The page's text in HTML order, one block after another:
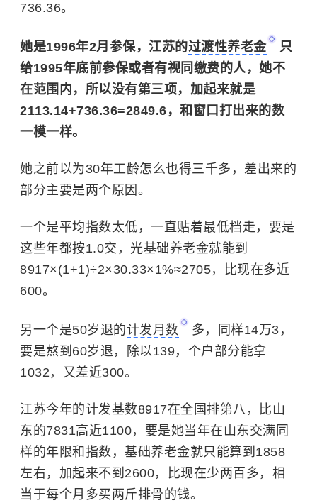
736.36。
她是1996年2月参保，江苏的过渡性养老金
只
给1995年底前参保或者有视同缴费的人，她不
在范围内，所以没有第三项，加起来就是
2113.14+736.36=2849.6，和窗口打出来的数
一模一样。
她之前以为30年工龄怎么也得三千多，差出来的
部分主要是两个原因。
一个是平均指数太低，一直贴着最低档走，要是
这些年都按1.0交，光基础养老金就能到
8917×(1+1)÷2×30.33×1%≈2705，比现在多近
600。
另一个是50岁退的计发月数
多，同样14万3，
要是熬到60岁退，除以139，个户部分能拿
1032，又差近300。
江苏今年的计发基数8917在全国排第八，比山
东的7831高近1100，要是她当年在山东交满同
样的年限和指数，基础养老金就只能算到1858
左右，加起来不到2600，比现在少两百多，相
当于每个月多买两斤排骨的钱。